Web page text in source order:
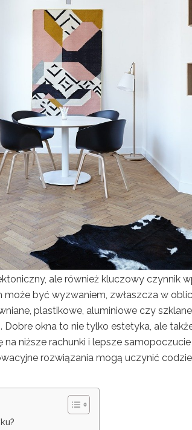
ale również kluczowy czynnik
być wyzwaniem, zwłaszcza w
plastikowe, aluminiowe czy
okna to nie tylko estetyka, ale
niższe rachunki i lepsze
rozwiązania mogą uczynić